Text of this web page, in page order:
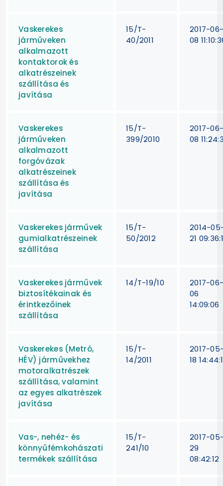
Vaskerekes
járműveken
alkalmazott
kontaktorok és
alkatrészeinek
szállítása és
javítása
15/T-
40/2011
2017-
08
Vaskerekes
járműveken
alkalmazott
forgóvázak
alkatrészeinek
szállítása és
javítása
15/T-
399/2010
2017-
08
Vaskerekes járművek
gumialkatrészeinek
szállítása
15/T-
50/2012
2014-
21
Vaskerekes járművek
biztosítékainak és
érintkezőinek
szállítása
14/T-19/10
2017-
06
14:09:06
Vaskerekes (Metró,
HÉV) járművekhez
motoralkatrészek
szállítása, valamint
az egyes alkatrészek
javítása
15/T-
14/2011
2017-
18
Vas-, nehéz- és
könnyűfémkohászati
termékek szállítása
15/T-
241/10
2017-
29
08:42:12